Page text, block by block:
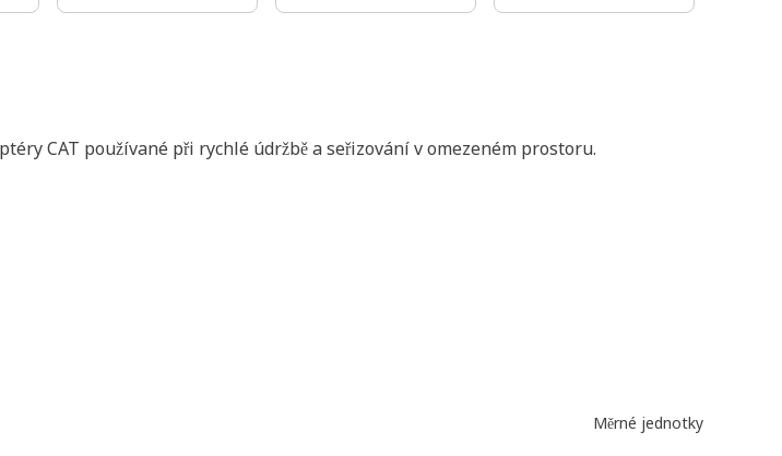
CAT používané při rychlé údržbě a seřizování v omezeném prostoru.
Měrné jednotky